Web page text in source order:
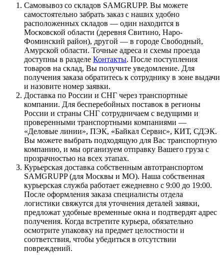
Самовывоз со складов SAMGRUPP. Вы можете
самостоятельно забрать заказ с наших удобно
расположенных складов — один находится в
Московской области (деревня Свитино, Наро-
Фоминский район), другой — в городе Свободный,
Амурской области. Точные адреса и схемы проезда
доступны в разделе Контакты. После поступления
товаров на склад, Вы получите уведомление. Для
получения заказа обратитесь к сотруднику в зоне выдачи
и назовите номер заявки.
Доставка по России и СНГ через транспортные
компании. Для бесперебойных поставок в регионы
России и страны СНГ сотрудничаем с ведущими и
проверенными транспортными компаниями —
«Деловые линии», ПЭК, «Байкал Сервис», КИТ, СДЭК.
Вы можете выбрать подходящую для Вас транспортную
компанию, и мы организуем отправку Вашего груза с
прозрачностью на всех этапах.
Курьерская доставка собственным автотранспортом
SAMGRUPP (для Москвы и МО). Наша собственная
курьерская служба работает ежедневно с 9:00 до 19:00.
После оформления заказа специалисты отдела
логистики свяжутся для уточнения деталей заявки,
предложат удобные временные окна и подтвердят адрес
получения. Когда встретите курьера, обязательно
осмотрите упаковку на предмет целостности и
соответствия, чтобы убедиться в отсутствии
повреждений.